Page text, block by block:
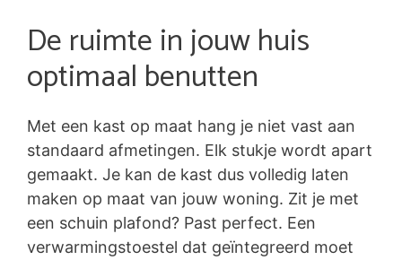
De ruimte in jouw huis
optimaal benutten
Met een kast op maat hang je niet vast aan
standaard afmetingen. Elk stukje wordt apart
gemaakt. Je kan de kast dus volledig laten
maken op maat van jouw woning. Zit je met
een schuin plafond? Past perfect. Een
verwarmingstoestel dat geïntegreerd moet